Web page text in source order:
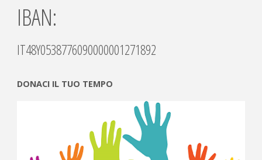
IBAN:
IT48Y0538776090000001271892
DONACI IL TUO TEMPO